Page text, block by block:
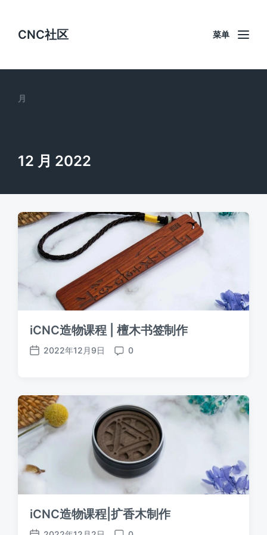
CNC社区 菜单
月
12 月 2022
iCNC造物课程 | 檀木书签制作
发
期
2022年12月9日
评
0
iCNC造物课程|扩香木制作